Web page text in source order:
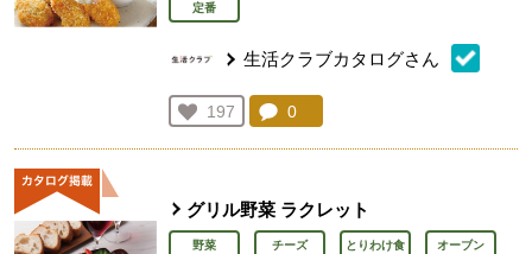
定番
生活クラブカタログさん
お気に入り登録：
197
人が登録
コメント：
0
グリル野菜 ラクレット
野菜 チーズ とりわけ食 オーブン